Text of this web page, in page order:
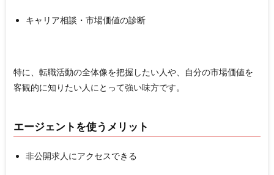
キャリア相談・市場価値の診断
特に、転職活動の全体像を把握したい人や、
自分の市場価値を
客観的に知りたい人 にとって強い味方です。
エージェントを使うメリット
非公開求人にアクセスできる